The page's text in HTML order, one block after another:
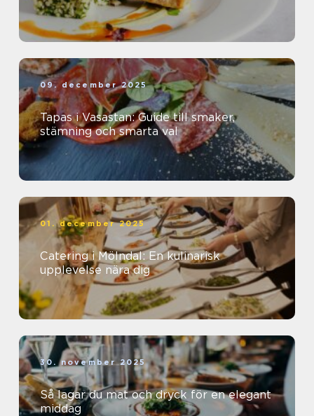
09. december 2025
Tapas i Vasastan: Guide till smaker,
stämning och smarta val
01. december 2025
Catering i Mölndal: En kulinarisk
upplevelse nära dig
30. november 2025
Så lagar du mat och dryck för en elegant
middag